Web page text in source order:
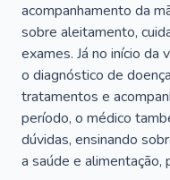
acompanhamento da
sobre aleitamento,
exames. Já no início da
o diagnóstico de
tratamentos e
período, o médico
dúvidas, ensinando
a saúde e alimentação,